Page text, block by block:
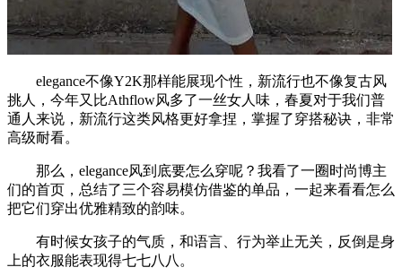
elegance不像Y2K那样能展现个性，新流行也不像复古风
挑人，今年又比Athflow风多了一丝女人味，春夏对于我们普
通人来说，新流行这类风格更好拿捏，掌握了穿搭秘诀，非常
高级耐看。
那么，elegance风到底要怎么穿呢？我看了一圈时尚博主
们的首页，总结了三个容易模仿借鉴的单品，一起来看看怎么
把它们穿出优雅精致的韵味。
有时候女孩子的气质，和语言、行为举止无关，反倒是身
上的衣服能表现得七七八八。